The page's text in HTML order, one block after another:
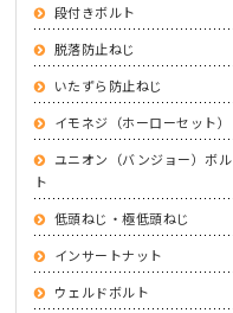
段付きボルト
脱落防止ねじ
いたずら防止ねじ
イモネジ（ホーローセット）
ユニオン（バンジョー）ボル
ト
低頭ねじ・極低頭ねじ
インサートナット
ウェルドボルト